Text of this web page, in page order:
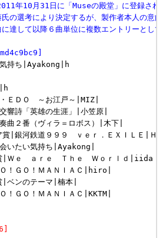
年10月31日に「Museの殿堂」に登録され
の選考により決定するが、製作者本人の意
達して以降６曲単位に複数エントリーとし
気持ち|Ayakong|h
ＥＤＯ　～お江戸～|MIZ|
響詩「英雄の生涯」|小笠原|
曲２番（ヴィラ＝ロボス）|木下|
賞|銀河鉄道９９９　ｖｅｒ．ＥＸＩＬＥ|Ｈ
いたい気持ち|Ayakong|
|Ｗｅ　ａｒｅ　Ｔｈｅ　Ｗｏｒｌｄ|iida |
！ＧＯ！ＭＡＮＩＡＣ|hiro|
|ベンのテーマ|楠本|
！ＧＯ！ＭＡＮＩＡＣ|KKTM|